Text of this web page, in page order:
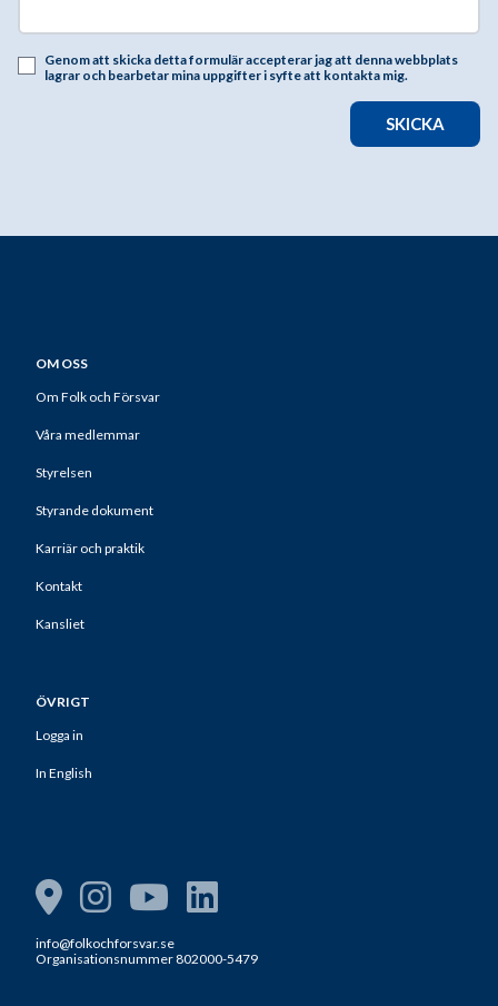
Genom att skicka detta formulär accepterar jag att denna webbplats
lagrar och bearbetar mina uppgifter i syfte att kontakta mig.
SKICKA
OM OSS
Om Folk och Försvar
Våra medlemmar
Styrelsen
Styrande dokument
Karriär och praktik
Kontakt
Kansliet
ÖVRIGT
Logga in
In English
info@folkochforsvar.se
Organisationsnummer 802000-5479